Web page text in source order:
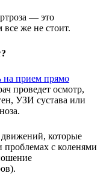
— это
все же не стоит.
на прием прямо
проведет осмотр,
УЗИ сустава или
движений, которые
с коленями